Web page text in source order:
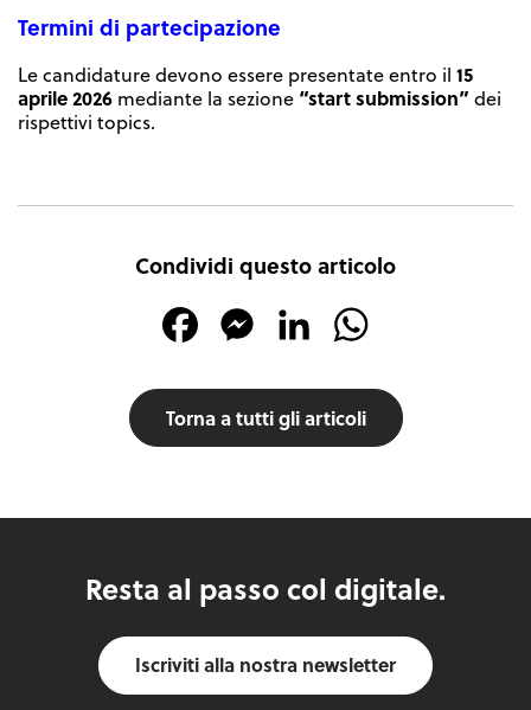
Termini di partecipazione
Le candidature devono essere presentate entro il 15
aprile 2026 mediante la sezione “start submission” dei
rispettivi topics.
Condividi questo articolo
FacebookMessengerLinkedIn
Torna a tutti gli articoli
Resta al passo col digitale.
Iscriviti alla nostra newsletter